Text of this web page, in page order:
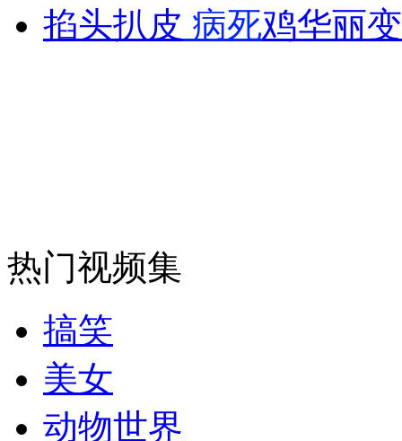
外交部：反对强权政治霸凌主义
走！跟着总书记去植树
消防员救轻生者
掐头扒皮 病死鸡华丽
热门视频集
搞笑
美女
动物世界